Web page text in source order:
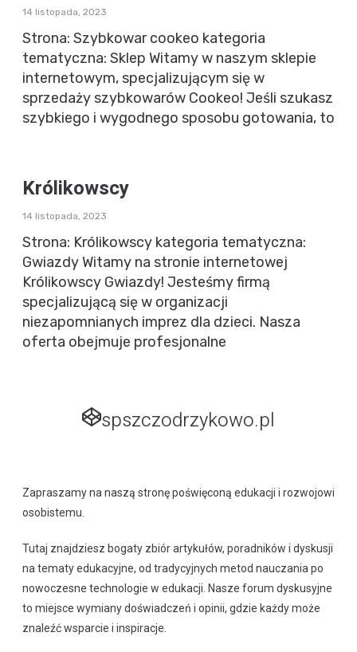
14 listopada, 2023
Strona: Szybkowar cookeo kategoria
tematyczna: Sklep Witamy w naszym sklepie
internetowym, specjalizującym się w
sprzedaży szybkowarów Cookeo! Jeśli szukasz
szybkiego i wygodnego sposobu gotowania, to
Królikowscy
14 listopada, 2023
Strona: Królikowscy kategoria tematyczna:
Gwiazdy Witamy na stronie internetowej
Królikowscy Gwiazdy! Jesteśmy firmą
specjalizującą się w organizacji
niezapomnianych imprez dla dzieci. Nasza
oferta obejmuje profesjonalne
spszczodrzykowo.pl
Zapraszamy na naszą stronę poświęconą edukacji i rozwojowi
osobistemu.
Tutaj znajdziesz bogaty zbiór artykułów, poradników i dyskusji
na tematy edukacyjne, od tradycyjnych metod nauczania po
nowoczesne technologie w edukacji. Nasze forum dyskusyjne
to miejsce wymiany doświadczeń i opinii, gdzie każdy może
znaleźć wsparcie i inspiracje.